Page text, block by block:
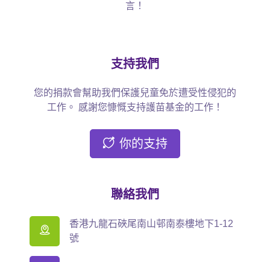
言！
支持我們
您的捐款會幫助我們保護兒童免於遭受性侵犯的
工作。 感謝您慷慨支持護苗基金的工作！
你的支持
聯絡我們
香港九龍石硤尾南山邨南泰樓地下1-12
號